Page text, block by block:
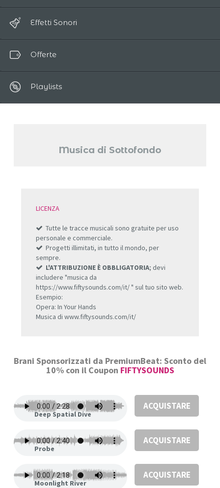
Pianoforte
Mondo
Vocale
Etnico
Magia / Fantasia
Relax
Effetti Sonori
Offerte
Playlists
Musica di Sottofondo
LICENZA
Tutte le tracce musicali sono gratuite per uso
personale e commerciale.
Progetti illimitati, in tutto il mondo, per
sempre.
L'ATTRIBUZIONE È OBBLIGATORIA; devi
includere "musica da
https://www.fiftysounds.com/it/ " sul tuo sito web.
Esempio:
Opera: In Your Hands
Musica di www.fiftysounds.com/it/
Brani Sponsorizzati da PremiumBeat: Sconto del
10% con il Coupon FIFTYSOUNDS
Deep Spatial Dive
ACQUISTARE
Probe
ACQUISTARE
Moonlight River
ACQUISTARE